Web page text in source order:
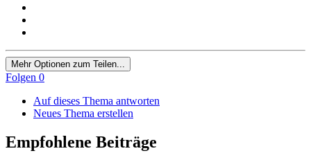
Mehr Optionen zum Teilen...
Folgen 0
Auf dieses Thema antworten
Neues Thema erstellen
Empfohlene Beiträge